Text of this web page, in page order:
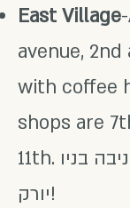
East Village
avenue,
with coffee
shops are
11th. השכונה הכי מגניבה בניו
יורק!